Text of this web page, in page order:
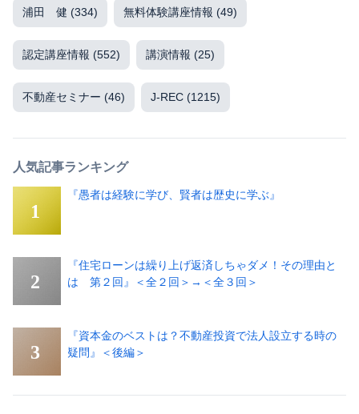
浦田 健 (334) 無料体験講座情報 (49)
認定講座情報 (552) 講演情報 (25)
不動産セミナー (46) J-REC (1215)
人気記事ランキング
『愚者は経験に学び、賢者は歴史に学ぶ』
『住宅ローンは繰り上げ返済しちゃダメ！その理由と
は 第２回』＜全２回＞→＜全３回＞
『資本金のベストは？不動産投資で法人設立する時の
疑問』＜後編＞